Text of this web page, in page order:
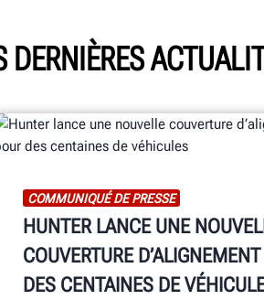
DERNIÈRES
COMMUNIQUÉ DE PRESSE
HUNTER LANCE UNE
COUVERTURE
DES CENTAINES DE